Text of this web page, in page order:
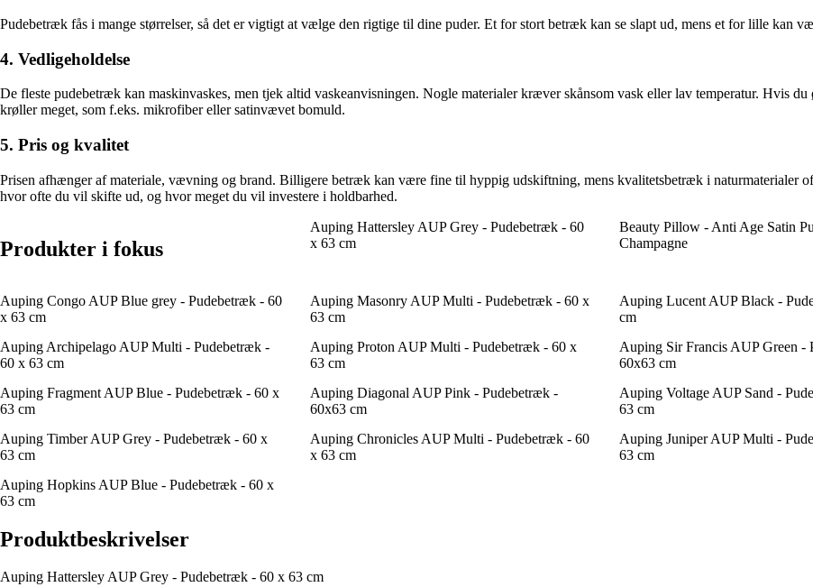
Pudebetræk fås i mange størrelser, så det er vigtigt at vælge den rigtige til dine puder. Et for stort betræk kan se slapt ud, mens et for lille kan
4. Vedligeholdelse
De fleste pudebetræk kan maskinvaskes, men tjek altid vaskeanvisningen. Nogle materialer kræver skånsom vask eller lav temperatur. Hvis
krøller meget, som f.eks. mikrofiber eller satinvævet bomuld.
5. Pris og kvalitet
Prisen afhænger af materiale, vævning og brand. Billigere betræk kan være fine til hyppig udskiftning, mens kvalitetsbetræk i naturmaterialer
hvor ofte du vil skifte ud, og hvor meget du vil investere i holdbarhed.
Produkter i fokus
Auping Hattersley AUP Grey - Pudebetræk - 60
x 63 cm
Beauty Pillow - Anti Age Satin
Champagne
Auping Congo AUP Blue grey - Pudebetræk - 60
x 63 cm
Auping Masonry AUP Multi - Pudebetræk - 60 x
63 cm
Auping Lucent AUP Black -
cm
Auping Archipelago AUP Multi - Pudebetræk -
60 x 63 cm
Auping Proton AUP Multi - Pudebetræk - 60 x
63 cm
Auping Sir Francis AUP Green -
60x63 cm
Auping Fragment AUP Blue - Pudebetræk - 60 x
63 cm
Auping Diagonal AUP Pink - Pudebetræk -
60x63 cm
Auping Voltage AUP Sand -
63 cm
Auping Timber AUP Grey - Pudebetræk - 60 x
63 cm
Auping Chronicles AUP Multi - Pudebetræk - 60
x 63 cm
Auping Juniper AUP Multi -
63 cm
Auping Hopkins AUP Blue - Pudebetræk - 60 x
63 cm
Produktbeskrivelser
Auping Hattersley AUP Grey - Pudebetræk - 60 x 63 cm